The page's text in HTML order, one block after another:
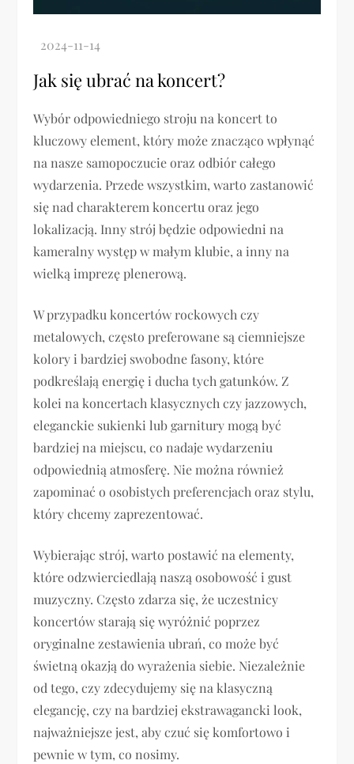
Jak się ubrać na koncert?
Wybór odpowiedniego stroju na koncert to
kluczowy element, który może znacząco wpłynąć
na nasze samopoczucie oraz odbiór całego
wydarzenia. Przede wszystkim, warto zastanowić
się nad charakterem koncertu oraz jego
lokalizacją. Inny strój będzie odpowiedni na
kameralny występ w małym klubie, a inny na
wielką imprezę plenerową.
W przypadku koncertów rockowych czy
metalowych, często preferowane są ciemniejsze
kolory i bardziej swobodne fasony, które
podkreślają energię i ducha tych gatunków. Z
kolei na koncertach klasycznych czy jazzowych,
eleganckie sukienki lub garnitury mogą być
bardziej na miejscu, co nadaje wydarzeniu
odpowiednią atmosferę. Nie można również
zapominać o osobistych preferencjach oraz stylu,
który chcemy zaprezentować.
Wybierając strój, warto postawić na elementy,
które odzwierciedlają naszą osobowość i gust
muzyczny. Często zdarza się, że uczestnicy
koncertów starają się wyróżnić poprzez
oryginalne zestawienia ubrań, co może być
świetną okazją do wyrażenia siebie. Niezależnie
od tego, czy zdecydujemy się na klasyczną
elegancję, czy na bardziej ekstrawagancki look,
najważniejsze jest, aby czuć się komfortowo i
pewnie w tym, co nosimy.